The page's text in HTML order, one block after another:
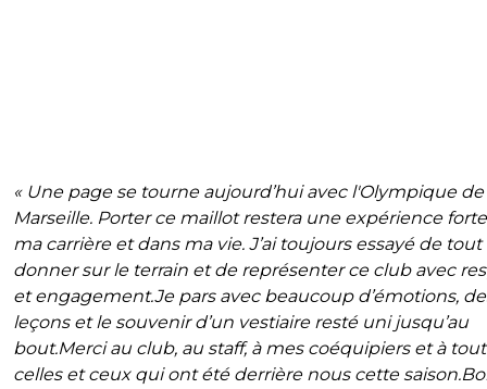
« Une page se tourne aujourd’hui avec l'Olympique de
Marseille. Porter ce maillot restera une expérience
ma carrière et dans ma vie. J’ai toujours essayé de tout
donner sur le terrain et de représenter ce club avec
et engagement.Je pars avec beaucoup d’émotions,
leçons et le souvenir d’un vestiaire resté uni jusqu’au
bout.Merci au club, au staff, à mes coéquipiers et à
celles et ceux qui ont été derrière nous cette